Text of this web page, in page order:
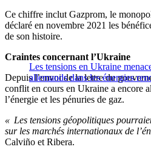
Ce chiffre inclut Gazprom, le
déclaré en novembre 2021 les
de son histoire.
Les tensions en Ukraine
allemands dans les énergies
Craintes concernant l’Ukraine
Depuis l’envoi de la lettre du
conflit en cours en Ukraine a encore
l’énergie et les pénuries de gaz.
« Les tensions géopolitiques
sur les marchés internationaux de
Calviño et Ribera.